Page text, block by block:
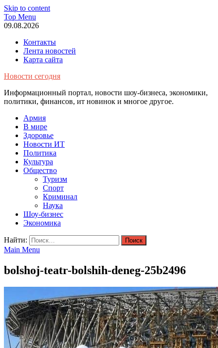
Skip to content
Top Menu
09.08.2026
Контакты
Лента новостей
Карта сайта
Новости сегодня
Информационный портал, новости шоу-бизнеса, экономики,
политики, финансов, ит новинок и многое другое.
Армия
В мире
Здоровье
Новости ИТ
Политика
Культура
Общество
Туризм
Спорт
Криминал
Наука
Шоу-бизнес
Экономика
Найти:
Main Menu
bolshoj-teatr-bolshih-deneg-25b2496